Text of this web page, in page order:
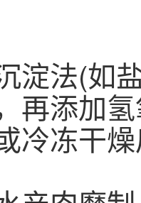
淀法(如
再添加
冷冻干